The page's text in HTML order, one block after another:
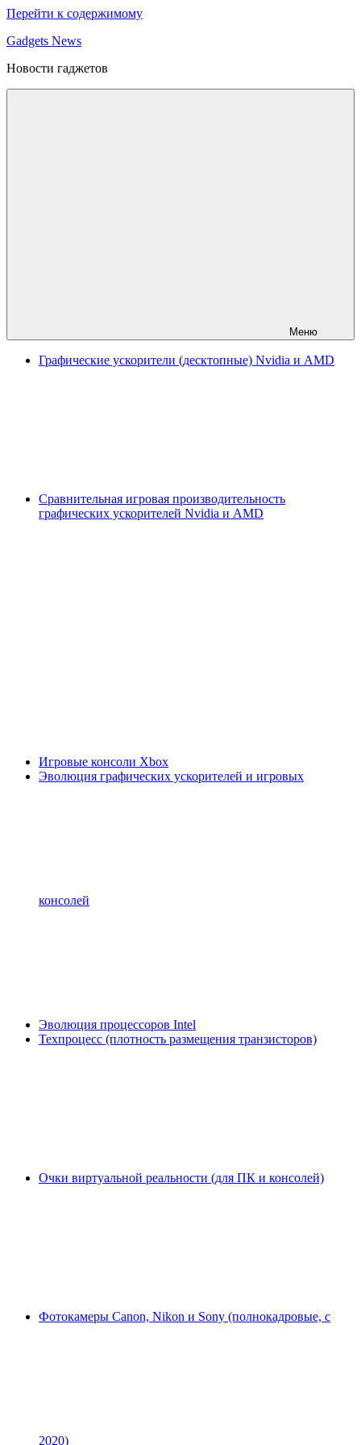
Перейти к содержимому
Gadgets News
Новости гаджетов
Меню
Графические ускорители (десктопные) Nvidia и AMD
Сравнительная игровая производительность
графических ускорителей Nvidia и AMD
Игровые консоли Xbox
Эволюция графических ускорителей и игровых
консолей
Эволюция процессоров Intel
Техпроцесс (плотность размещения транзисторов)
Очки виртуальной реальности (для ПК и консолей)
Фотокамеры Canon, Nikon и Sony (полнокадровые, с
2020)